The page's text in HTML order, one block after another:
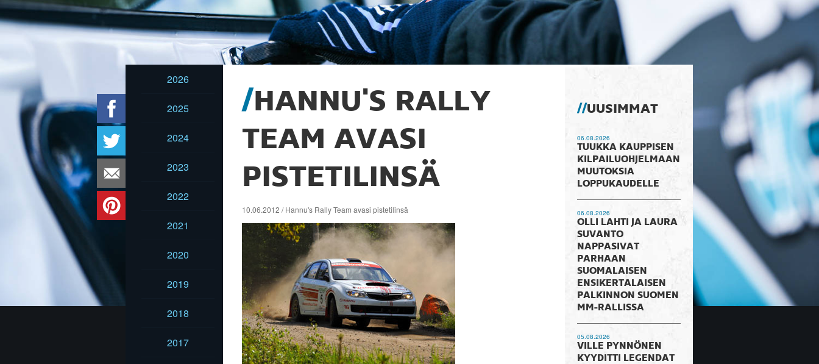
2026
2025
2024
2023
2022
2021
2020
2019
2018
2017
HANNU'S RALLY
TEAM AVASI
PISTETILINSÄ
10.06.2012 / Hannu's Rally Team avasi pistetilinsä
UUSIMMAT
06.08.2026
TUUKKA KAUPPISEN
KILPAILUOHJELMAAN
MUUTOKSIA
LOPPUKAUDELLE
06.08.2026
OLLI LAHTI JA LAURA
SUVANTO
NAPPASIVAT
PARHAAN
SUOMALAISEN
ENSIKERTALAISEN
PALKINNON SUOMEN
MM-RALLISSA
05.08.2026
VILLE PYNNÖNEN
KYYDITTI LEGENDAT